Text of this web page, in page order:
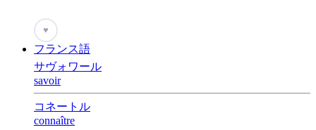
♥
フランス語
サヴォワール
savoir
コネートル
connaître